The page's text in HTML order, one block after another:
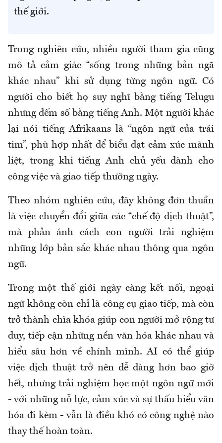
thế giới.
Trong nghiên cứu, nhiều người tham gia cũng
mô tả cảm giác “sống trong những bản ngã
khác nhau” khi sử dụng từng ngôn ngữ. Có
người cho biết họ suy nghĩ bằng tiếng Telugu
nhưng đếm số bằng tiếng Anh. Một người khác
lại nói tiếng Afrikaans là “ngôn ngữ của trái
tim”, phù hợp nhất để biểu đạt cảm xúc mãnh
liệt, trong khi tiếng Anh chủ yếu dành cho
công việc và giao tiếp thường ngày.
Theo nhóm nghiên cứu, đây không đơn thuần
là việc chuyển đổi giữa các “chế độ dịch thuật”,
mà phản ánh cách con người trải nghiệm
những lớp bản sắc khác nhau thông qua ngôn
ngữ.
Trong một thế giới ngày càng kết nối, ngoại
ngữ không còn chỉ là công cụ giao tiếp, mà còn
trở thành chìa khóa giúp con người mở rộng tư
duy, tiếp cận những nền văn hóa khác nhau và
hiểu sâu hơn về chính mình. AI có thể giúp
việc dịch thuật trở nên dễ dàng hơn bao giờ
hết, nhưng trải nghiệm học một ngôn ngữ mới
- với những nỗ lực, cảm xúc và sự thấu hiểu văn
hóa đi kèm - vẫn là điều khó có công nghệ nào
thay thế hoàn toàn.